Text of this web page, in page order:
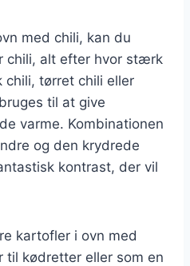
med chili, kan du
chili, alt efter hvor stærk
chili, tørret chili eller
til at give
varme. Kombinationen
og den krydrede
kontrast, der vil
kartofler i ovn med
til kødretter eller som en